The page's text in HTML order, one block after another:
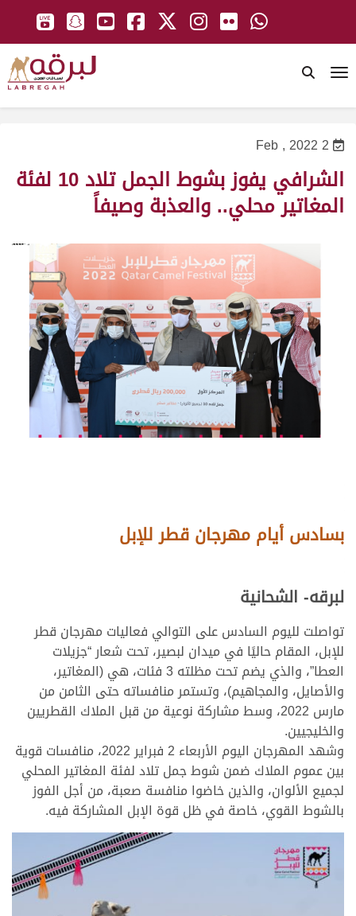
2 Feb , 2022
الشرافي يفوز بشوط الجمل تلاد 10 لفئة
المغاتير محلي.. والعذبة وصيفاً
بسادس أيام مهرجان قطر للإبل
لبرقه- الشحانية
تواصلت لليوم السادس على التوالي فعاليات مهرجان قطر
للإبل، المقام حاليًا في ميدان لبصير، تحت شعار “جزيلات
العطا”، والذي يضم تحت مظلته 3 فئات، هي (المغاتير،
والأصايل، والمجاهيم)، وتستمر منافساته حتى الثامن من
مارس 2022، وسط مشاركة نوعية من قبل الملاك القطريين
والخليجيين.
وشهد المهرجان اليوم الأربعاء 2 فبراير 2022، منافسات قوية
بين عموم الملاك ضمن شوط جمل تلاد لفئة المغاتير المحلي
لجميع الألوان، والذين خاضوا منافسة صعبة، من أجل الفوز
بالشوط القوي، خاصة في ظل قوة الإبل المشاركة فيه.